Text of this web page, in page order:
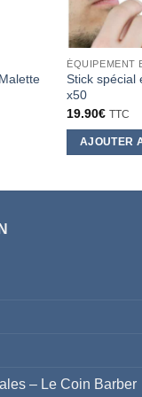
ÉQUIPEMENT
Stick spécial
x50
19.90€ TTC
AJOUTER
– Le Coin Barber